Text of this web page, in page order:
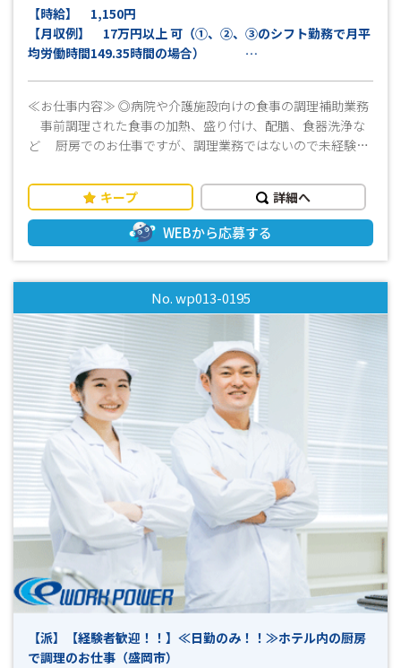
せください！ 皆様のご応募心よりお待ちしております(^^)/
【時給】 1,150円
【月収例】 17万円以上 可（①、②、③のシフト勤務で月平
均労働時間149.35時間の場合）
※規定有
≪お仕事内容≫ ◎病院や介護施設向けの食事の調理補助業務
事前調理された食事の加熱、盛り付け、配膳、食器洗浄な
ど 厨房でのお仕事ですが、調理業務ではないので未経験の
浄 ・その他付随する業務 ・作業服貸与 ＊更衣室完備！個人
ロッカーありで安心 ＊時間帯により変わりますが、１日7～8
名程度の職員で業務にあたっ ています シフト制（①、②、
③） ※1日ごとの交替制 ＼☆病院・他施設での調理経験があ
る方は、即戦力として活躍することができます☆／ もちろ
ん未経験の方でも大丈夫！安心してご応募ください♪ ≪おす
すめポイント≫ ◆長期で働ける方大歓迎です♪ ◆地域に密着
した親しみやすいアットホームな職場です♪ ◆残業が少なめ
のでプライベートとの両立もできます♪ 早いシフトだと
12：45に終わるので、その後お出かけもできます！ 遅いシ
フトだと10：15出勤で朝ゆっくりする時間もあります！ ◆ま
ずはお気軽にお問い合わせください!(^^)! ≪その他≫ ・未経験
OK ・ブランクOK ・ミドル・シニア活躍中 ・男女活躍中 ・長
期歓迎 ・週払いOK（規定有） ・長期休暇あり ・職場見学可
☆☆まずはお気軽にお問い合わせください☆☆ *-*-*-*-*-*-*-
*-*-*-*-*-*-*-*-*-*-*-*-*-*-*-*-*-*-*-*-*-*-*-*-*-*-*-*-*-*-*-*-
*-*-*-*-*-*-*-*-*-*-*-*-*-*-*-*-*-*-*-*-*- 「面白そう！」「高
時給でしっかり稼ぎたい！」「ブランクがあるけど働きた
い！」 「未経験だけどお仕事をやってみたい！」などなど…
少しでも興味がありましたら、まずはお気軽にお問い合わ
せください！ 今は別のお仕事をされていて退職後から働き
始めたいという方も大歓迎です♪ 皆様のご応募心よりお待
ちしております！！(^^)/ 【ご応募から採用までの流れ】 ◎Ｗ
ＥＢやお電話でご応募ください ▼ （ 受付 ） ◎弊社担
当よりお電話にて折り返しご連絡致します ▼ （ 面接日
キープ 詳細へ
WEBから応募する
No. wp013-0195
【派】【経験者歓迎！！】≪日勤のみ！！≫ホテル内の厨房
で調理のお仕事（盛岡市）